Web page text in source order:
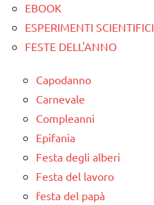
da
gioco
dough
ARGOMENTI
PER ETA'
EBOOK
ESPERIMENTI SCIENTIFICI
FESTE DELL'ANNO
Capodanno
Carnevale
Compleanni
Epifania
Festa degli alberi
Festa del lavoro
festa del papà